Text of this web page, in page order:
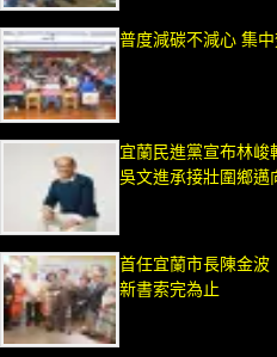
普度減碳不減心 集
宜蘭民進黨宣布林
吳文進承接壯圍鄉邁
首任宜蘭市長陳金波
新書索完為止